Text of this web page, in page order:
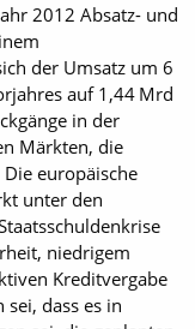
2012 Absatz- und
der Umsatz um 6
auf 1,44 Mrd
in der
Märkten, die
europäische
unter den
niedrigem
Kreditvergabe
dass es in